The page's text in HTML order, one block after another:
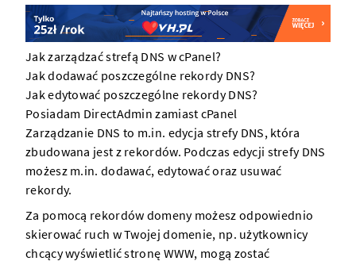
Jak zarządzać strefą DNS w cPanel?
Jak dodawać poszczególne rekordy DNS?
Jak edytować poszczególne rekordy DNS?
Posiadam DirectAdmin zamiast cPanel
Zarządzanie DNS to m.in. edycja strefy DNS, która
zbudowana jest z rekordów. Podczas edycji strefy DNS
możesz m.in. dodawać, edytować oraz usuwać
rekordy.
Za pomocą rekordów domenymożesz odpowiednio
skierować ruch wTwojej domenie, np. użytkownicy
chcący wyświetlićstronę WWW, mogą zostać